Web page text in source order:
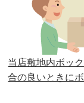
第25回人形
第24回人形
第23回人形
第22回人形
当店敷地内ボッ
合の良いときに